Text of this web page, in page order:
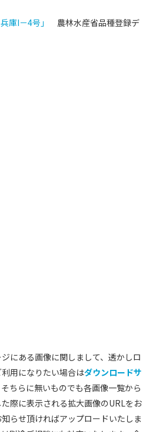
庫I－4号」
農林水産省品種登録デ
にある画像に関しまして、透かしロ
用になりたい場合はダウンロードサ
ちらに無いものでも各画像一覧から
際に表示される拡大画像のURLをお
らせ頂ければアップロードいたしま